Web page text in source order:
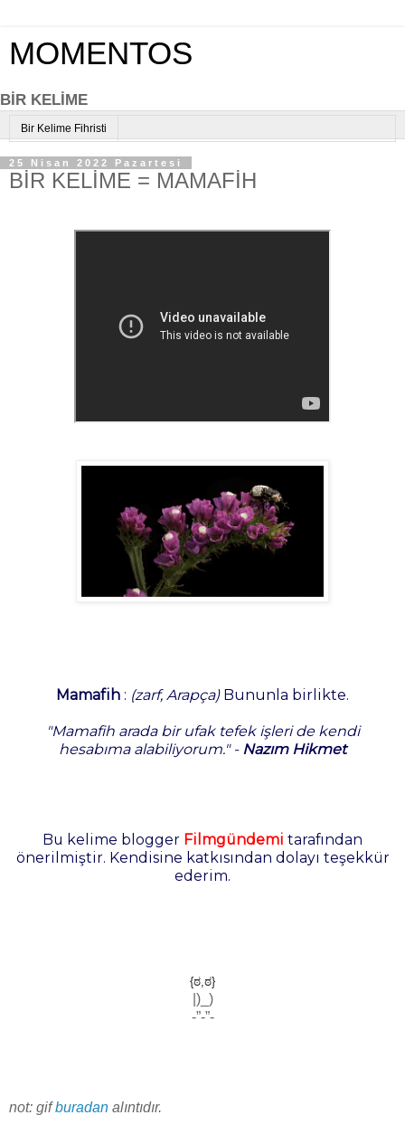
MOMENTOS
BİR KELİME
Bir Kelime Fihristi
25 Nisan 2022 Pazartesi
BİR KELİME = MAMAFİH
Mamafih : (zarf, Arapça)Bununla birlikte.
"Mamafih arada bir ufak tefek işleri de kendi
hesabıma alabiliyorum." - Nazım Hikmet
Bu kelime blogger Filmgündemi tarafından
önerilmiştir. Kendisine katkısından dolayı teşekkür
ederim.
{ಠ,ಠ}
|)_)
-”-”-
not: gifburadan alıntıdır.